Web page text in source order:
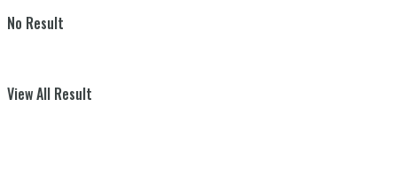
No Result
View All Result